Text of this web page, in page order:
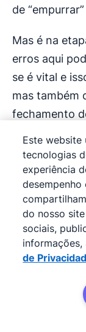
de
Mas é na
erros aqui
se é vital e
mas também
fechamento
Astáticas de
final,
convincente.
vendedor se
assertiva,
trabalho
sem deixar
Este website
tecnologias
experiência
desempenho
do nosso
sociais,
informações,
de